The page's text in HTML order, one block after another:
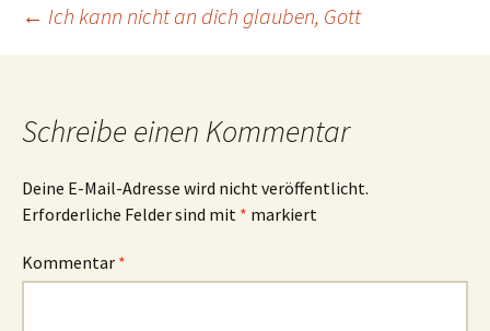
Beitragsnavigation
← Ich kann nicht an dich glauben, Gott
Schreibe einen Kommentar
Deine E-Mail-Adresse wird nicht veröffentlicht.
Erforderliche Felder sind mit * markiert
Kommentar *